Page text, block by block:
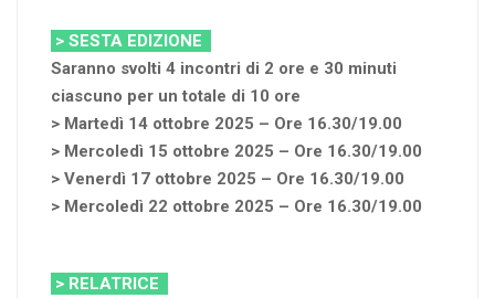
> SESTA EDIZIONE
Saranno svolti 4 incontri di 2 ore e 30 minuti
ciascuno per un totale di 10 ore
> Martedì 14 ottobre 2025 – Ore 16.30/19.00
> Mercoledì 15 ottobre 2025 – Ore 16.30/19.00
> Venerdì 17 ottobre 2025 – Ore 16.30/19.00
> Mercoledì 22 ottobre 2025 – Ore 16.30/19.00
> RELATRICE